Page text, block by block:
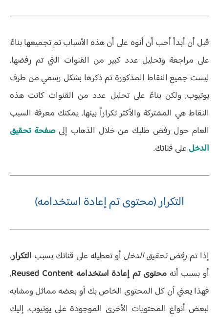
قبل أن أبدأ أحب أن أنوه على أن هذه الأسباب تم تجميعها بناءً
على مراجعة وتحليل عدد كبير من القنوات التي تم رفضها.
ليست جميع النقاط المذكورة تم ذكرها بشكل رسمي من طرف
يوتيوب, ولكن بناءً على تحليل عدد من القنوات كانت هذه
النقاط هي المشتركة والأكثر تكراراً بينها. يمكنك معرفة السبب
العام حول رفض طلبك من خلال الذهاب إلىصفحة تحقيق
الدخل على قناتك.
التكرار (محتوى تم إعادة استخدامه)
إذا تم رفض تحقيق الدخل أو تعطيله على قناتك بسبب التكرار،
أو بسبب أنهمحتوى تم إعادة استخدامه Reused Content
,
فهذا يعني أن كل المحتوى الخاص بك أو بعضه مماثل ومشابه
لبعض أنواع المحتويات الأخرى الموجودة على يوتيوب. إليك